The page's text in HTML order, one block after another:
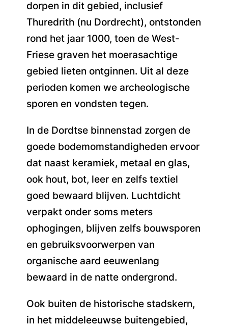
dorpen in dit gebied, inclusief
Thuredrith (nu Dordrecht), ontstonden
rond het jaar 1000, toen de West-
Friese graven het moerasachtige
gebied lieten ontginnen. Uit al deze
perioden komen we archeologische
sporen en vondsten tegen.
In de Dordtse binnenstad zorgen de
goede bodemomstandigheden ervoor
dat naast keramiek, metaal en glas,
ook hout, bot, leer en zelfs textiel
goed bewaard blijven. Luchtdicht
verpakt onder soms meters
ophogingen, blijven zelfs bouwsporen
en gebruiksvoorwerpen van
organische aard eeuwenlang
bewaard in de natte ondergrond.
Ook buiten de historische stadskern,
in het middeleeuwse buitengebied,